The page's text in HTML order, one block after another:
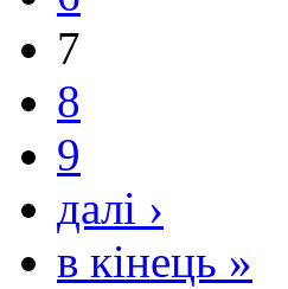
7
8
9
далі ›
в кінець »